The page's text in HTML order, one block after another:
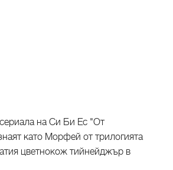
на Си Би Ес "От
като Морфей от трилогията
цветнокож тийнейджър в